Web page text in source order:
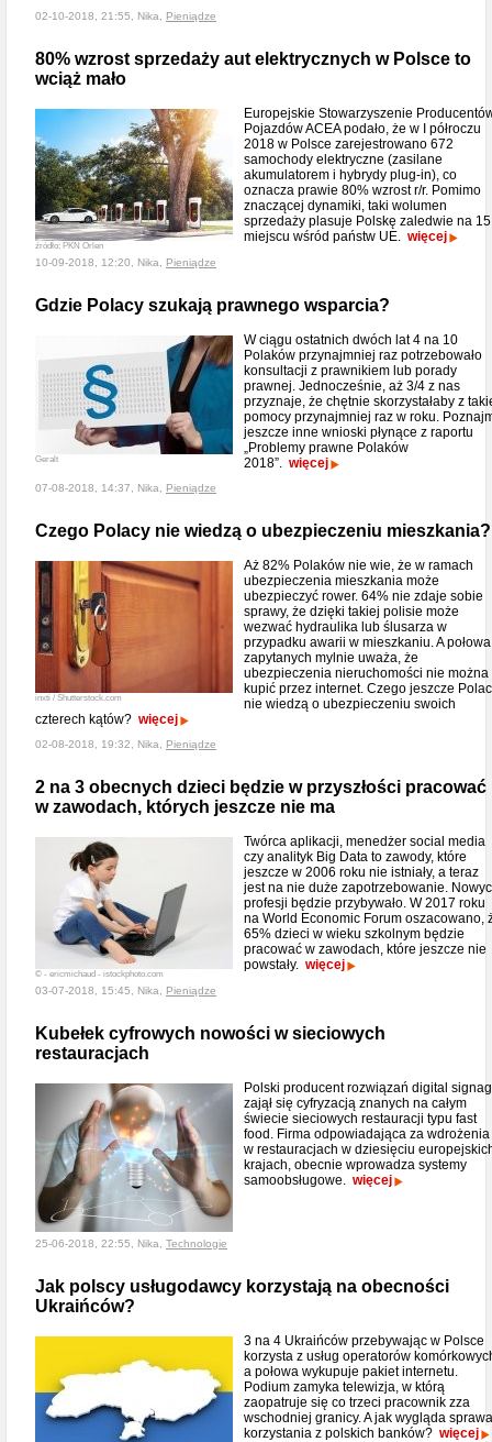
02-10-2018, 21:55, Nika, Pieniądze
80% wzrost sprzedaży aut elektrycznych w Polsce to
wciąż mało
źródło: PKN Orlen
Europejskie Stowarzyszenie
Pojazdów ACEA podało, że w I półroczu
2018 w Polsce zarejestrowano 672
samochody elektryczne (zasilane
akumulatorem i hybrydy plug-in), co
oznacza prawie 80% wzrost r/r. Pomimo
znaczącej dynamiki, taki wolumen
sprzedaży plasuje Polskę zaledwie na
miejscu wśród państw UE. więcej
10-09-2018, 12:20, Nika, Pieniądze
Gdzie Polacy szukają prawnego wsparcia?
Geralt
W ciągu ostatnich dwóch lat 4 na 10
Polaków przynajmniej raz potrzebowało
konsultacji z prawnikiem lub porady
prawnej. Jednocześnie, aż 3/4 z nas
przyznaje, że chętnie skorzystałaby z
pomocy przynajmniej raz w roku.
jeszcze inne wnioski płynące z raportu
„Problemy prawne Polaków
2018”. więcej
07-08-2018, 14:37, Nika, Pieniądze
Czego Polacy nie wiedzą o ubezpieczeniu mieszkania?
inxti / Shutterstock.com
Aż 82% Polaków nie wie, że w ramach
ubezpieczenia mieszkania może
ubezpieczyć rower. 64% nie zdaje sobie
sprawy, że dzięki takiej polisie może
wezwać hydraulika lub ślusarza w
przypadku awarii w mieszkaniu. A połowa
zapytanych mylnie uważa, że
ubezpieczenia nieruchomości nie można
kupić przez internet. Czego jeszcze
nie wiedzą o ubezpieczeniu swoich
czterech kątów? więcej
02-08-2018, 19:32, Nika, Pieniądze
2 na 3 obecnych dzieci będzie w przyszłości pracować
w zawodach, których jeszcze nie ma
© - ericmichaud - istockphoto.com
Twórca aplikacji, menedżer social media
czy analityk Big Data to zawody, które
jeszcze w 2006 roku nie istniały, a teraz
jest na nie duże zapotrzebowanie.
profesji będzie przybywało. W 2017 roku
na World Economic Forum oszacowano,
65% dzieci w wieku szkolnym będzie
pracować w zawodach, które jeszcze nie
powstały. więcej
03-07-2018, 15:45, Nika, Pieniądze
Kubełek cyfrowych nowości w sieciowych
restauracjach
Polski producent rozwiązań digital
zajął się cyfryzacją znanych na całym
świecie sieciowych restauracji typu fast
food. Firma odpowiadająca za wdrożenia
w restauracjach w dziesięciu
krajach, obecnie wprowadza systemy
samoobsługowe. więcej
25-06-2018, 22:55, Nika, Technologie
Jak polscy usługodawcy korzystają na obecności
Ukraińców?
3 na 4 Ukraińców przebywając w Polsce
korzysta z usług operatorów
a połowa wykupuje pakiet internetu.
Podium zamyka telewizja, w którą
zaopatruje się co trzeci pracownik zza
wschodniej granicy. A jak wygląda sprawa
korzystania z polskich banków? więcej